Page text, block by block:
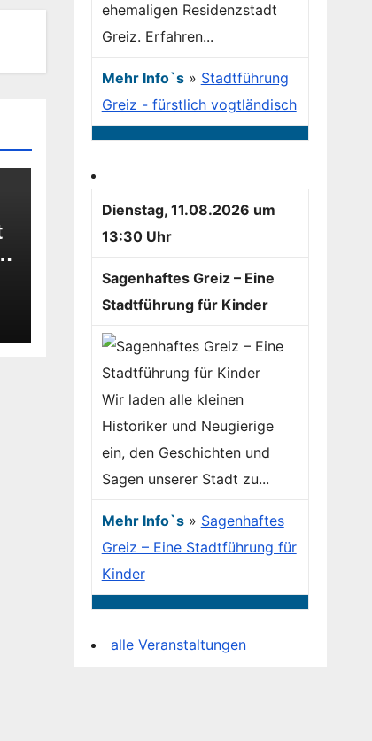
ehemaligen Residenzstadt
Greiz. Erfahren...
Mehr Info`s» Stadtführung
Greiz - fürstlich vogtländisch
Dienstag, 11.08.2026 um
13:30 Uhr
Sagenhaftes Greiz – Eine
Stadtführung für Kinder
Wir laden alle kleinen
Historiker und Neugierige
ein, den Geschichten und
Sagen unserer Stadt zu...
Mehr Info`s» Sagenhaftes
Greiz – Eine Stadtführung für
Kinder
alle Veranstaltungen